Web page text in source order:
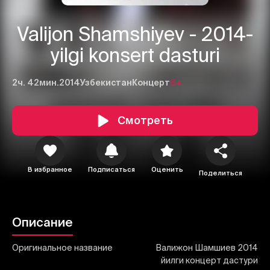
Valijon Shamshiyev - 2014-
yilgi konsert dasturi
2ч. 42мин.2014Узбекистан Концерт6+
Смотреть
В избранное Подписаться Оценить Поделиться
Описание
Оригинальное название
Валижон Шамшиев 2014
йилги концерт дастури
1
Отправить
Отменить Авторизоваться